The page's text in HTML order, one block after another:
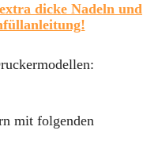
dicke Nadeln und
mit folgenden